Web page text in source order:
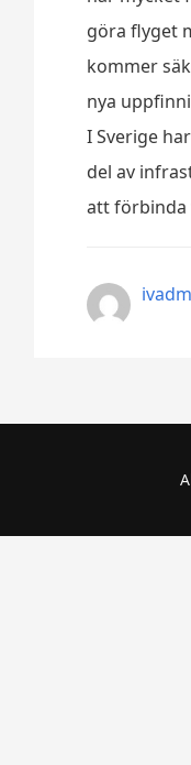
göra flyget
kommer
nya
I Sverige
del av
att förbinda